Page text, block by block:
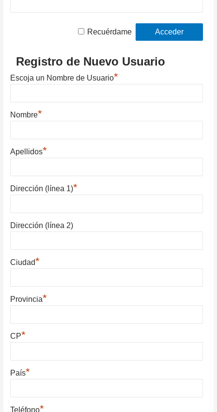
Recuérdame
Registro de Nuevo Usuario
Escoja un Nombre de Usuario*
Nombre*
Apellidos*
Dirección (línea 1)*
Dirección (línea 2)
Ciudad*
Provincia*
CP*
País*
Teléfono*